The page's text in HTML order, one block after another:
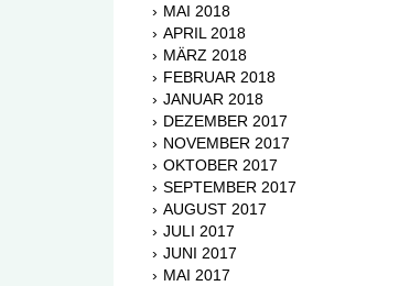
MAI 2018
APRIL 2018
MÄRZ 2018
FEBRUAR 2018
JANUAR 2018
DEZEMBER 2017
NOVEMBER 2017
OKTOBER 2017
SEPTEMBER 2017
AUGUST 2017
JULI 2017
JUNI 2017
MAI 2017